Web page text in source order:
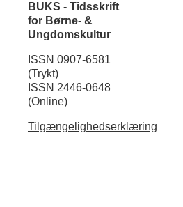
BUKS - Tidsskrift
for Børne- &
Ungdomskultur
ISSN 0907-6581
(Trykt)
ISSN 2446-0648
(Online)
Tilgængelighedserklæring